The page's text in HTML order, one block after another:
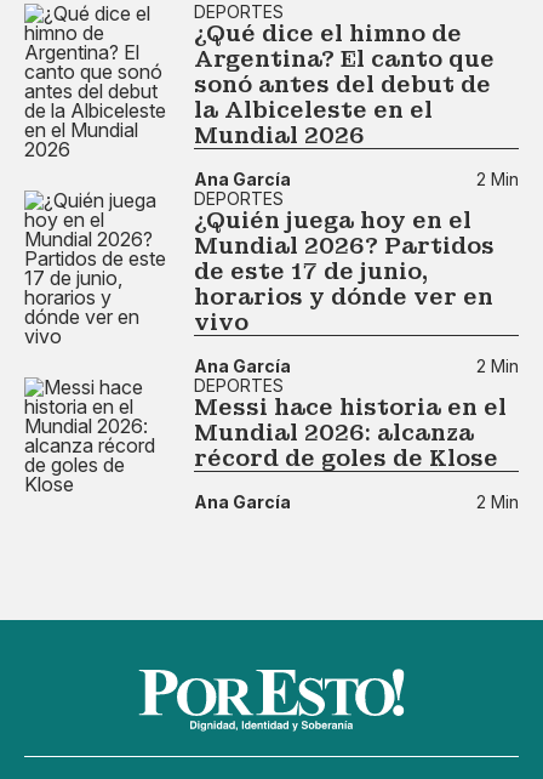
DEPORTES
¿Qué dice el himno de
Argentina? El canto que
sonó antes del debut de
la Albiceleste en el
Mundial 2026
Ana García
2 Min
DEPORTES
¿Quién juega hoy en el
Mundial 2026? Partidos
de este 17 de junio,
horarios y dónde ver en
vivo
Ana García
2 Min
DEPORTES
Messi hace historia en el
Mundial 2026: alcanza
récord de goles de Klose
Ana García 2 Min